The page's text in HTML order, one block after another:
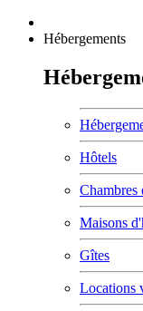
Hébergements
Hôtels
Chambres
Maisons
Gîtes
Locations